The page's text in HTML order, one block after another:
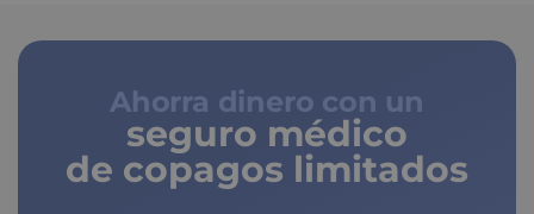
Ahorra dinero con un
seguro médico
de copagos limitados